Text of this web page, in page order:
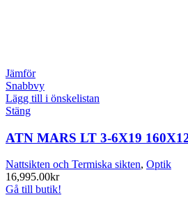
Jämför
Snabbvy
Lägg till i önskelistan
Stäng
ATN MARS LT 3-6X19
Nattsikten och Termiska sikten, Optik
16,995.00kr
Gå till butik!